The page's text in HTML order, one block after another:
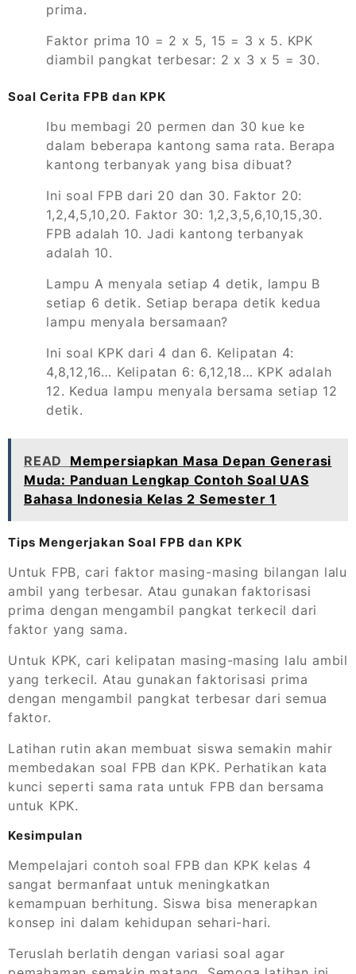
prima.
Faktor prima 10 = 2 x 5, 15 = 3 x 5. KPK
diambil pangkat terbesar: 2 x 3 x 5 = 30.
Soal Cerita FPB dan KPK
Ibu membagi 20 permen dan 30 kue ke
dalam beberapa kantong sama rata. Berapa
kantong terbanyak yang bisa dibuat?
Ini soal FPB dari 20 dan 30. Faktor 20:
1,2,4,5,10,20. Faktor 30: 1,2,3,5,6,10,15,30.
FPB adalah 10. Jadi kantong terbanyak
adalah 10.
Lampu A menyala setiap 4 detik, lampu B
setiap 6 detik. Setiap berapa detik kedua
lampu menyala bersamaan?
Ini soal KPK dari 4 dan 6. Kelipatan 4:
4,8,12,16… Kelipatan 6: 6,12,18… KPK adalah
12. Kedua lampu menyala bersama setiap 12
detik.
READ
Mempersiapkan Masa Depan Generasi
Muda: Panduan Lengkap Contoh Soal UAS
Bahasa Indonesia Kelas 2 Semester 1
Tips Mengerjakan Soal FPB dan KPK
Untuk FPB, cari faktor masing-masing bilangan lalu
ambil yang terbesar. Atau gunakan faktorisasi
prima dengan mengambil pangkat terkecil dari
faktor yang sama.
Untuk KPK, cari kelipatan masing-masing lalu ambil
yang terkecil. Atau gunakan faktorisasi prima
dengan mengambil pangkat terbesar dari semua
faktor.
Latihan rutin akan membuat siswa semakin mahir
membedakan soal FPB dan KPK. Perhatikan kata
kunci seperti sama rata untuk FPB dan bersama
untuk KPK.
Kesimpulan
Mempelajari contoh soal FPB dan KPK kelas 4
sangat bermanfaat untuk meningkatkan
kemampuan berhitung. Siswa bisa menerapkan
konsep ini dalam kehidupan sehari-hari.
Teruslah berlatih dengan variasi soal agar